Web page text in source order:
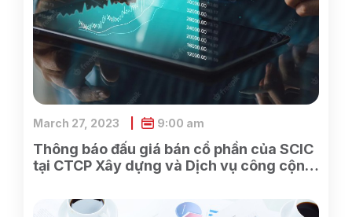
Thông báo đấu giá bán cổ phần của SCIC
tại CTCP Xây dựng và Dịch vụ công cộng
March 27, 2023 9:00 am